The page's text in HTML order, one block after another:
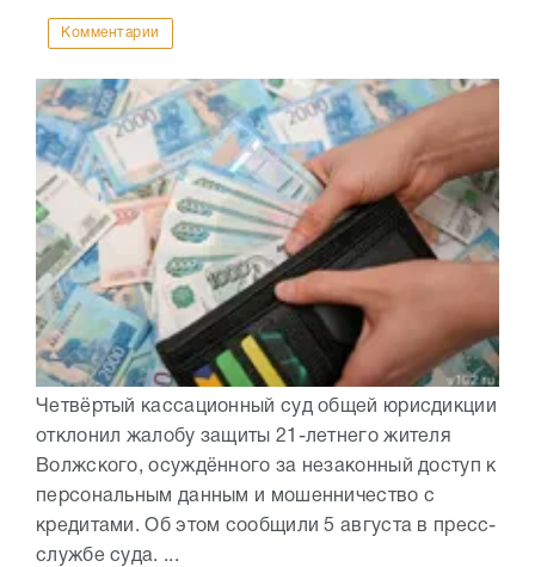
Комментарии
Четвёртый кассационный суд общей юрисдикции
отклонил жалобу защиты 21-летнего жителя
Волжского, осуждённого за незаконный доступ к
персональным данным и мошенничество с
кредитами. Об этом сообщили 5 августа в пресс-
службе суда. ...